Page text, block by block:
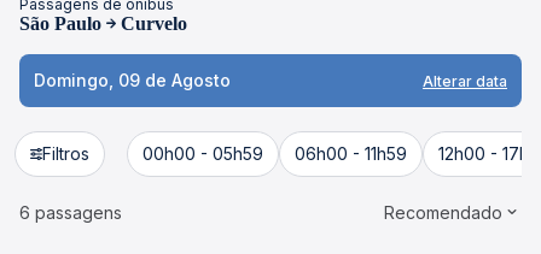
Passagens de ônibus
São Paulo Curvelo
Domingo, 09 de Agosto Alterar data
Filtros 00h00 - 05h59 06h00 - 11h59 12h00 -
6 passagens Recomendado